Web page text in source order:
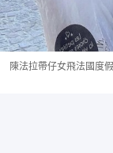
陳法拉帶仔女飛法國度